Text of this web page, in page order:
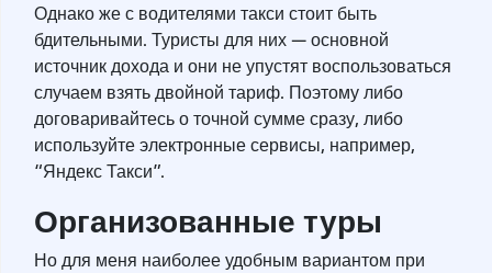
Однако же с водителями такси стоит быть
бдительными. Туристы для них — основной
источник дохода и они не упустят воспользоваться
случаем взять двойной тариф. Поэтому либо
договаривайтесь о точной сумме сразу, либо
используйте электронные сервисы, например,
“Яндекс Такси”.
Организованные туры
Но для меня наиболее удобным вариантом при